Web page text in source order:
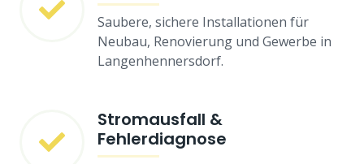
Saubere, sichere Installationen für
Neubau, Renovierung und Gewerbe in
Langenhennersdorf.
Stromausfall &
Fehlerdiagnose